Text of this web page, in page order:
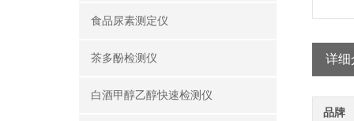
食品尿素测定仪
茶多酚检测仪
白酒甲醇乙醇快速检测仪
详细
品牌